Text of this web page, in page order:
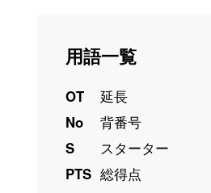
用語一覧
OT
延長
No
背番号
S
スターター
PTS 総得点